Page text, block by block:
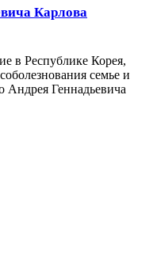
Карлова
в Республике Корея,
семье и
Андрея Геннадьевича